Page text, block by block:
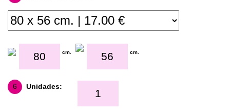
cm. cm.
6 Unidades: